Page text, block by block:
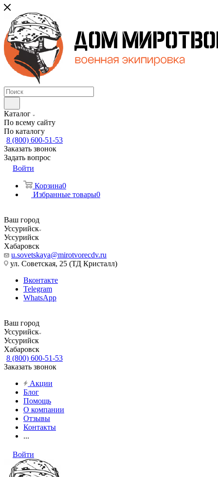
Каталог
По всему сайту
По каталогу
8 (800) 600-51-53
Заказать звонок
Задать вопрос
Войти
Корзина0
Избранные товары0
Ваш город
Уссурийск
Уссурийск
Хабаровск
u.sovetskaya@mirotvorecdv.ru
ул. Советская, 25 (ТД Кристалл)
Вконтакте
Telegram
WhatsApp
Ваш город
Уссурийск
Уссурийск
Хабаровск
8 (800) 600-51-53
Заказать звонок
Акции
Блог
Помощь
О компании
Отзывы
Контакты
...
Войти